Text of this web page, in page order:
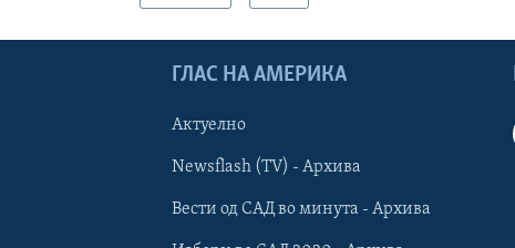
ГЛАС НА АМЕРИКА
Актуелно
Newsflash (TV) - Архива
Вести од САД во минута - Архива